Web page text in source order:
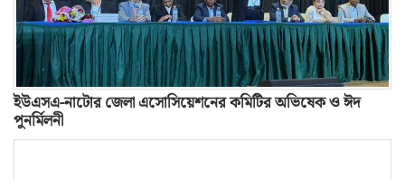
ইউএসএ-নাটোর জেলা এসোসিয়েশনের কমিটির অভিষেক ও ঈদ
পুনর্মিলনী